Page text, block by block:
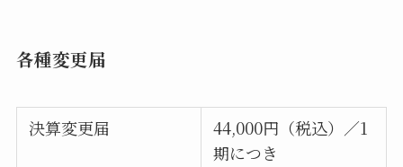
各種変更届
決算変更届
44,000円（税込）／1
期につき